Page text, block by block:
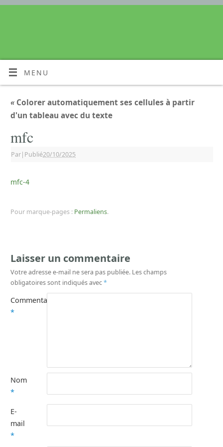
MENU
« Colorer automatiquement ses cellules à partir
d'un tableau avec du texte
mfc
Par| Publié20/10/2025
mfc-4
Pour marque-pages : Permaliens.
Laisser un commentaire
Votre adresse e-mail ne sera pas publiée. Les champs
obligatoires sont indiqués avec*
Commentaire
*
Nom
*
E-
mail
*